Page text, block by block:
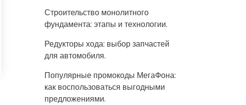
Строительство монолитного
фундамента: этапы и технологии.
Редукторы хода: выбор запчастей
для автомобиля.
Популярные промокоды МегаФона:
как воспользоваться выгодными
предложениями.